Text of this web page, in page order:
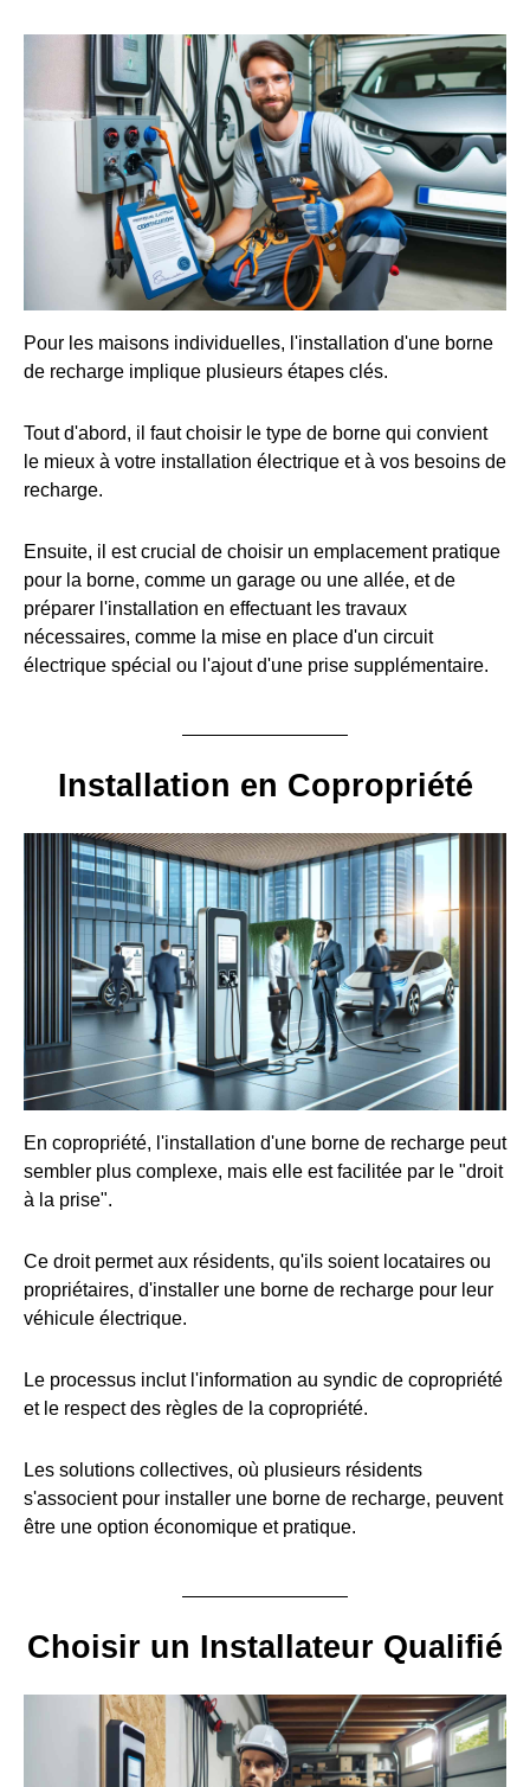
Pour les maisons individuelles, l'installation d'une borne
de recharge implique plusieurs étapes clés.
Tout d'abord, il faut choisir le type de borne qui convient
le mieux à votre installation électrique et à vos besoins de
recharge.
Ensuite, il est crucial de choisir un emplacement pratique
pour la borne, comme un garage ou une allée, et de
préparer l'installation en effectuant les travaux
nécessaires, comme la mise en place d'un circuit
électrique spécial ou l'ajout d'une prise supplémentaire.
Installation en Copropriété
En copropriété, l'installation d'une borne de recharge peut
sembler plus complexe, mais elle est facilitée par le "droit
à la prise".
Ce droit permet aux résidents, qu'ils soient locataires ou
propriétaires, d'installer une borne de recharge pour leur
véhicule électrique.
Le processus inclut l'information au syndic de copropriété
et le respect des règles de la copropriété.
Les solutions collectives, où plusieurs résidents
s'associent pour installer une borne de recharge, peuvent
être une option économique et pratique.
Choisir un Installateur Qualifié